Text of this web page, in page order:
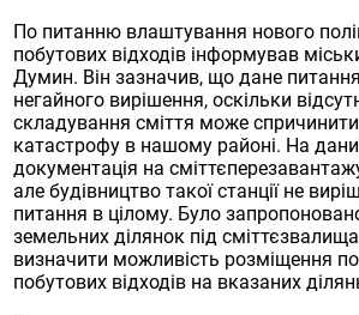
По питанню влаштування нового
побутових відходів інформував
Думин. Він зазначив, що дане
негайного вирішення, оскільки
складування сміття може спричинити
катастрофу в нашому районі. На
документація на
але будівництво такої станції не
питання в цілому. Було
земельних ділянок під
визначити можливість розміщення
побутових відходів на вказаних